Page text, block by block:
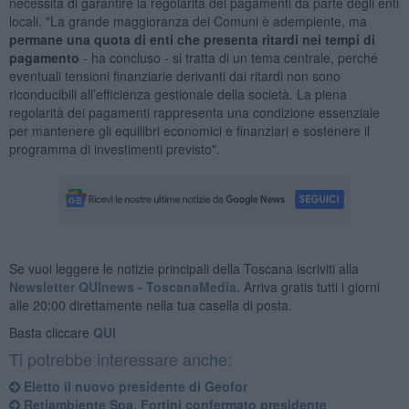
locali. "La grande maggioranza dei Comuni è adempiente, ma
permane una quota di enti che presenta ritardi nei tempi di
pagamento - ha concluso - si tratta di un tema centrale, perché
eventuali tensioni finanziarie derivanti dai ritardi non sono
riconducibili all’efficienza gestionale della società. La piena
regolarità dei pagamenti rappresenta una condizione essenziale
per mantenere gli equilibri economici e finanziari e sostenere il
programma di investimenti previsto".
Se vuoi leggere le notizie principali della Toscana iscriviti alla
Newsletter QUInews - ToscanaMedia. Arriva gratis tutti i giorni
alle 20:00 direttamente nella tua casella di posta.
Basta cliccare QUI
Ti potrebbe interessare anche:
Eletto il nuovo presidente di Geofor
Retiambiente Spa, Fortini confermato presidente